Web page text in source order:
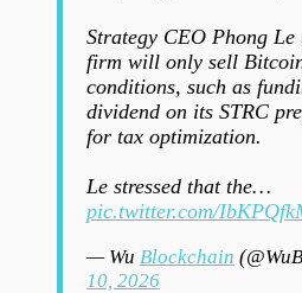
Strategy CEO Phong
firm will only sell
conditions, such as
dividend on its STRC
for tax optimization.
Le stressed that the…
pic.twitter.com/
— Wu Blockchain
10, 2026